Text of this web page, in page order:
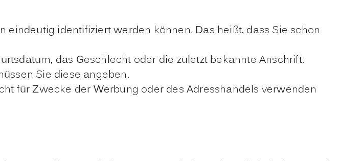
identifiziert werden können. Das heißt, dass Sie schon
das Geschlecht oder die zuletzt bekannte Anschrift.
Sie diese angeben.
für Zwecke der Werbung oder des Adresshandels verwenden